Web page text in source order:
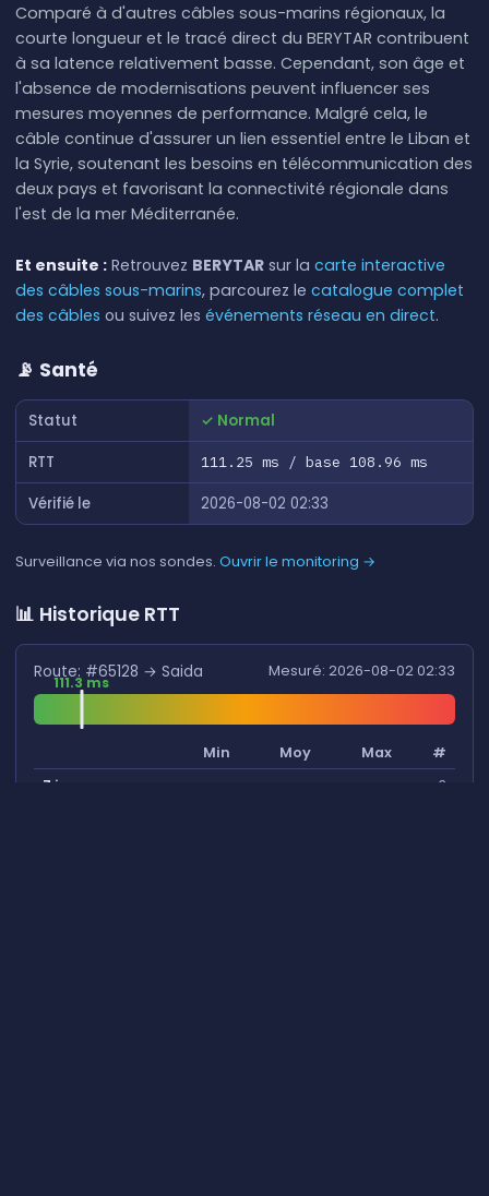
Comparé à d'autres câbles sous-marins régionaux, la
courte longueur et le tracé direct du BERYTAR contribuent
à sa latence relativement basse. Cependant, son âge et
l'absence de modernisations peuvent influencer ses
mesures moyennes de performance. Malgré cela, le
câble continue d'assurer un lien essentiel entre le Liban et
la Syrie, soutenant les besoins en télécommunication des
deux pays et favorisant la connectivité régionale dans
l'est de la mer Méditerranée.
Et ensuite :Retrouvez BERYTARsur la carte interactive
des câbles sous-marins, parcourez le catalogue complet
des câbles ou suivez les événements réseau en direct.
📡 Santé
Statut
✓ Normal
RTT
111.25 ms / base 108.96 ms
Vérifié le 2026-08-02 02:33
Surveillance via nos sondes. Ouvrir le monitoring →
📊 Historique RTT
Route: #65128 → Saida Mesuré: 2026-08-02 02:33
111.3 ms
Min Moy Max
#
7 jours
3